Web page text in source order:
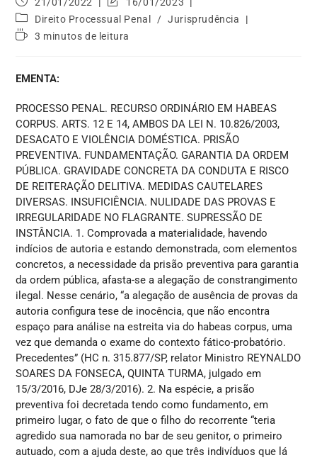
Direito Processual Penal
/ Jurisprudência
3 minutos de leitura
EMENTA:
PROCESSO PENAL. RECURSO ORDINÁRIO EM HABEAS
CORPUS. ARTS. 12 E 14, AMBOS DA LEI N. 10.826/2003,
DESACATO E VIOLÊNCIA DOMÉSTICA. PRISÃO
PREVENTIVA. FUNDAMENTAÇÃO. GARANTIA DA ORDEM
PÚBLICA. GRAVIDADE CONCRETA DA CONDUTA E RISCO
DE REITERAÇÃO DELITIVA. MEDIDAS CAUTELARES
DIVERSAS. INSUFICIÊNCIA. NULIDADE DAS PROVAS E
IRREGULARIDADE NO FLAGRANTE. SUPRESSÃO DE
INSTÂNCIA. 1. Comprovada a materialidade, havendo
indícios de autoria e estando demonstrada, com elementos
concretos, a necessidade da prisão preventiva para garantia
da ordem pública, afasta-se a alegação de constrangimento
ilegal. Nesse cenário, “a alegação de ausência de provas da
autoria configura tese de inocência, que não encontra
espaço para análise na estreita via do habeas corpus, uma
vez que demanda o exame do contexto fático-probatório.
Precedentes” (HC n. 315.877/SP, relator Ministro REYNALDO
SOARES DA FONSECA, QUINTA TURMA, julgado em
15/3/2016, DJe 28/3/2016). 2. Na espécie, a prisão
preventiva foi decretada tendo como fundamento, em
primeiro lugar, o fato de que o filho do recorrente “teria
agredido sua namorada no bar de seu genitor, o primeiro
autuado, com a ajuda deste, ao que três indivíduos que lá